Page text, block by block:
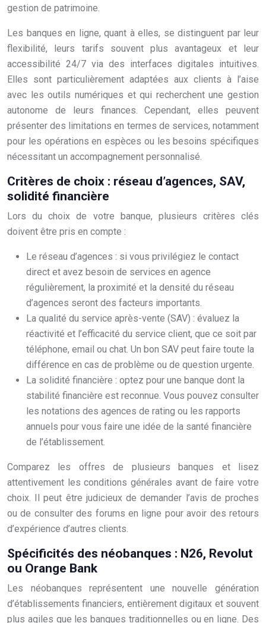
gestion de patrimoine.
Les banques en ligne, quant à elles, se distinguent par leur
flexibilité, leurs tarifs souvent plus avantageux et leur
accessibilité 24/7 via des interfaces digitales intuitives.
Elles sont particulièrement adaptées aux clients à l’aise
avec les outils numériques et qui recherchent une gestion
autonome de leurs finances. Cependant, elles peuvent
présenter des limitations en termes de services, notamment
pour les opérations en espèces ou les besoins spécifiques
nécessitant un accompagnement personnalisé.
Critères de choix : réseau d’agences, SAV,
solidité financière
Lors du choix de votre banque, plusieurs critères clés
doivent être pris en compte :
Le réseau d’agences : si vous privilégiez le contact
direct et avez besoin de services en agence
régulièrement, la proximité et la densité du réseau
d’agences seront des facteurs importants.
La qualité du service après-vente (SAV) : évaluez la
réactivité et l’efficacité du service client, que ce soit par
téléphone, email ou chat. Un bon SAV peut faire toute la
différence en cas de problème ou de question urgente.
La solidité financière : optez pour une banque dont la
stabilité financière est reconnue. Vous pouvez consulter
les notations des agences de rating ou les rapports
annuels pour vous faire une idée de la santé financière
de l’établissement.
Comparez les offres de plusieurs banques et lisez
attentivement les conditions générales avant de faire votre
choix. Il peut être judicieux de demander l’avis de proches
ou de consulter des forums en ligne pour avoir des retours
d’expérience d’autres clients.
Spécificités des néobanques : N26, Revolut
ou Orange Bank
Les néobanques représentent une nouvelle génération
d’établissements financiers, entièrement digitaux et souvent
plus agiles que les banques traditionnelles ou en ligne. Des